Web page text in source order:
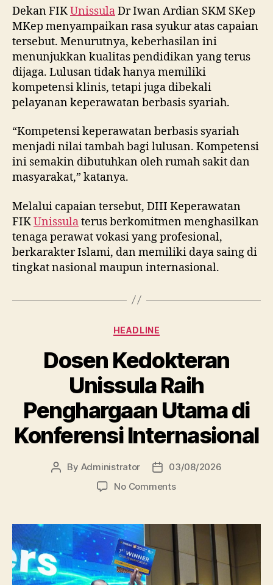
Dekan FIKUnissulaDr Iwan Ardian SKM SKep
MKep menyampaikan rasa syukur atas capaian
tersebut. Menurutnya, keberhasilan ini
menunjukkan kualitas pendidikan yang terus
dijaga. Lulusan tidak hanya memiliki
kompetensi klinis, tetapi juga dibekali
pelayanan keperawatan berbasis syariah.
“Kompetensi keperawatan berbasis syariah
menjadi nilai tambah bagi lulusan. Kompetensi
ini semakin dibutuhkan oleh rumah sakit dan
masyarakat,” katanya.
Melalui capaian tersebut, DIII Keperawatan
FIKUnissulaterus berkomitmen menghasilkan
tenaga perawat vokasi yang profesional,
berkarakter Islami, dan memiliki daya saing di
tingkat nasional maupun internasional.
Categories
HEADLINE
Dosen Kedokteran
Unissula Raih
Penghargaan Utama di
Konferensi Internasional
Post
By Administrator
Post
date
03/08/2026
No Commentson
Unissula
Raih
Penghargaan
Utama
di